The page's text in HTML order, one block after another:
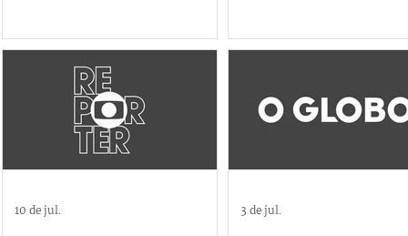
techs
10 de jul. 3 de jul.